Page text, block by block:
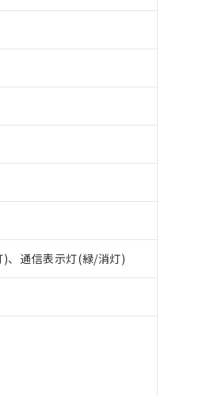
、通信表示灯(緑/消灯)
えご利用ください。
の非含有に対応した製品が提供可能な
非含有に対応した製品に切り替える予定
）の非含有に非対応の商品で、対応品
ていたものが、含有品と判明した場合
の基準値以下であることを示します。
の基準値を超えていることを示します